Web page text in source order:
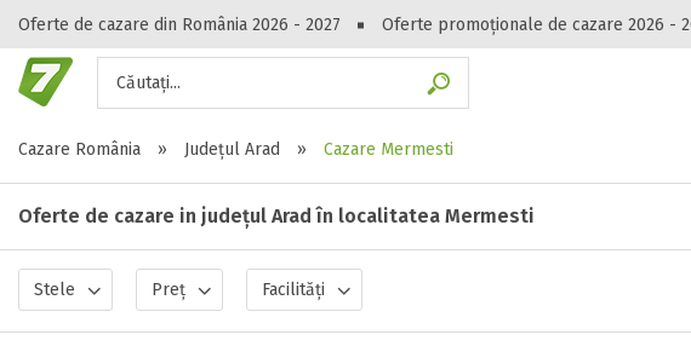
Oferte de cazare din România 2026 - 2027 Oferte promoționale de cazare 2026 -
Căutați...
Peste
Gasești hoteluri,
Cazare România
» Județul Arad » Cazare Mermesti
Oferte de cazare in județul Arad în localitatea Mermesti
Stele Preț Facilități